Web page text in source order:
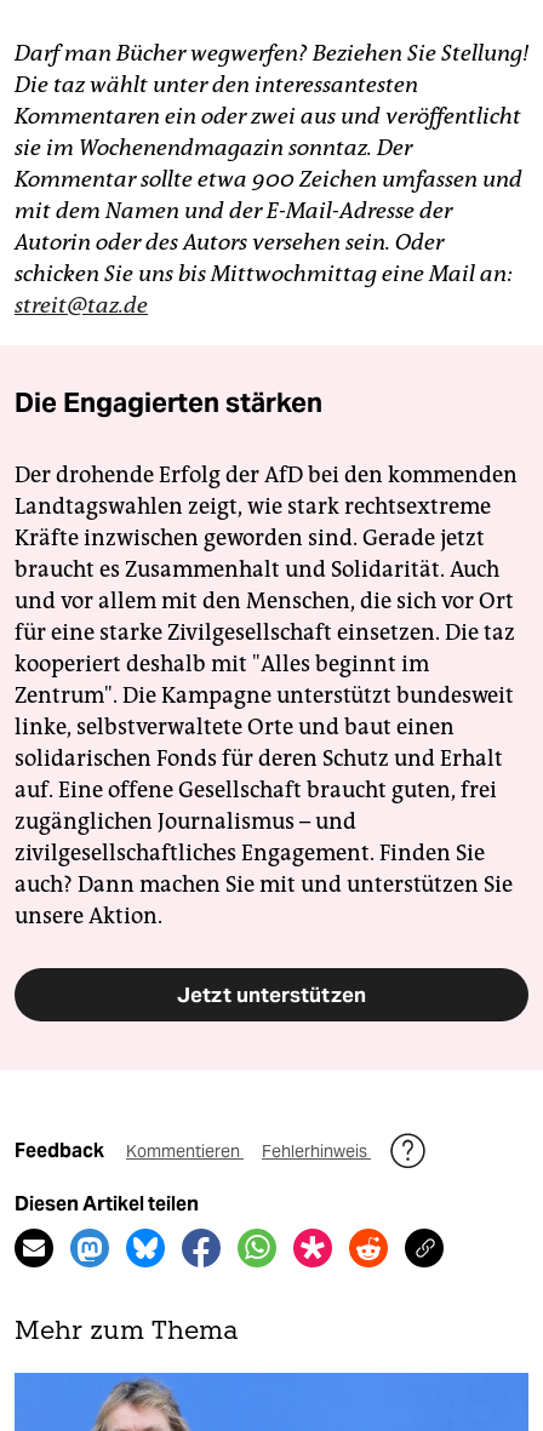
Darf man Bücher wegwerfen? Beziehen Sie Stellung!
Die taz wählt unter den interessantesten
Kommentaren ein oder zwei aus und veröffentlicht
sie im Wochenendmagazin sonntaz. Der
Kommentar sollte etwa 900 Zeichen umfassen und
mit dem Namen und der E-Mail-Adresse der
Autorin oder des Autors versehen sein. Oder
schicken Sie uns bis Mittwochmittag eine Mail an:
streit@taz.de
Die Engagierten stärken
Der drohende Erfolg der AfD bei den kommenden
Landtagswahlen zeigt, wie stark rechtsextreme
Kräfte inzwischen geworden sind. Gerade jetzt
braucht es Zusammenhalt und Solidarität. Auch
und vor allem mit den Menschen, die sich vor Ort
für eine starke Zivilgesellschaft einsetzen. Die taz
kooperiert deshalb mit "Alles beginnt im
Zentrum". Die Kampagne unterstützt bundesweit
linke, selbstverwaltete Orte und baut einen
solidarischen Fonds für deren Schutz und Erhalt
auf. Eine offene Gesellschaft braucht guten, frei
zugänglichen Journalismus – und
zivilgesellschaftliches Engagement. Finden Sie
auch? Dann machen Sie mit und unterstützen Sie
unsere Aktion.
Jetzt unterstützen
Feedback Kommentieren Fehlerhinweis
Diesen Artikel teilen
Mehr zum Thema